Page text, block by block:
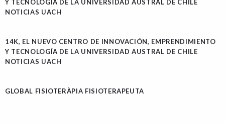
Y TECNOLOGÍA DE LA UNIVERSIDAD AUSTRAL DE CHILE
NOTICIAS UACH
14K, EL NUEVO CENTRO DE INNOVACIÓN, EMPRENDIMIENTO
Y TECNOLOGÍA DE LA UNIVERSIDAD AUSTRAL DE CHILE
NOTICIAS UACH
GLOBAL FISIOTERÀPIA FISIOTERAPEUTA